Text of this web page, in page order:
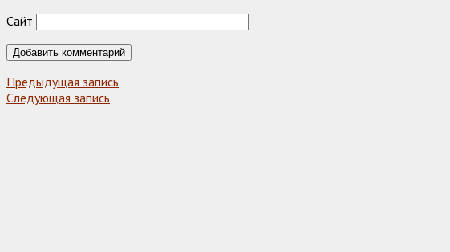
Сайт
Предыдущая запись
Следующая запись